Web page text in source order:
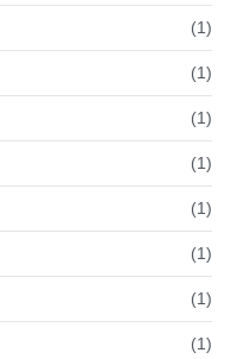
(1)
(1)
(1)
(1)
(1)
(1)
(1)
(1)